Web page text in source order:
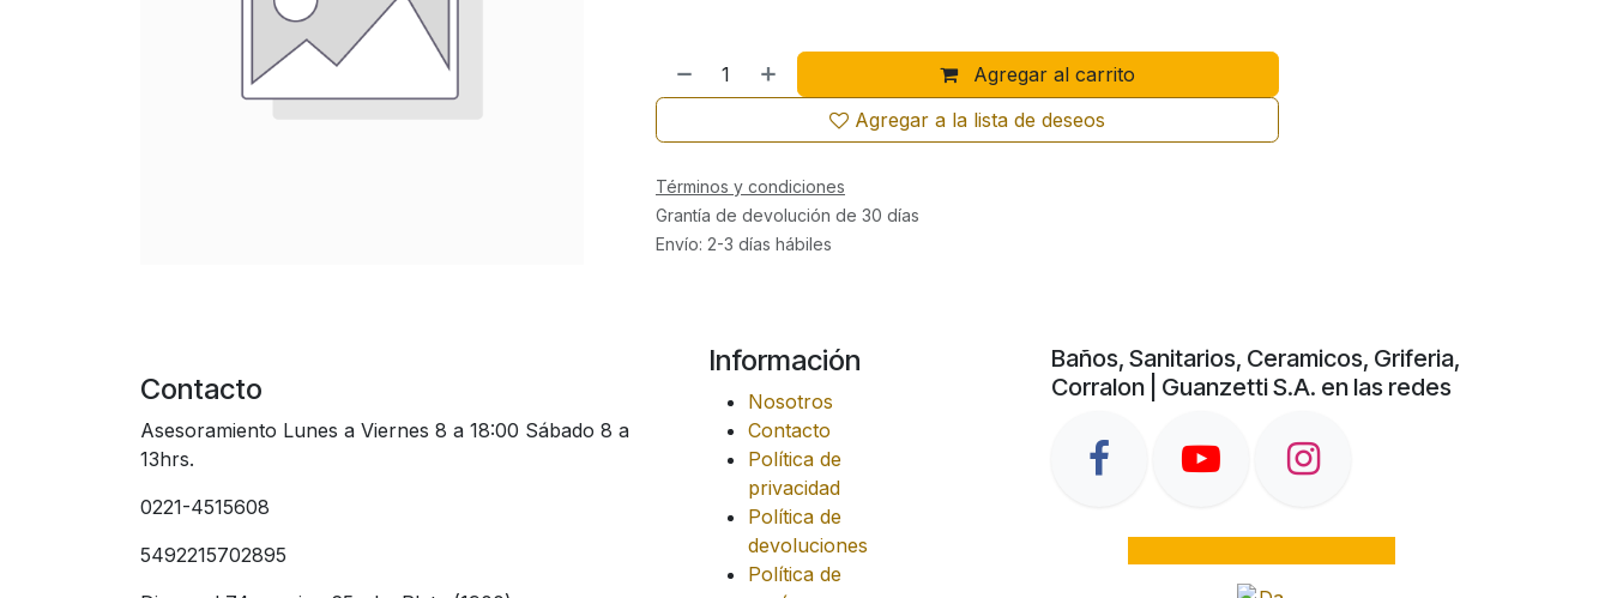
Agregar al carrito
Agregar a la lista de deseos
Términos y condiciones
Grantía de devolución de 30 días
Envío: 2-3 días hábiles
Contacto
Asesoramiento Lunes a Viernes 8 a 18:00 Sábado 8 a
13hrs.
0221-4515608
5492215702895
Información
Nosotros
Contacto
Política de
privacidad
Política de
devoluciones
Política de
Baños, Sanitarios, Ceramicos, Griferia,
Corralon | Guanzetti S.A. en las redes